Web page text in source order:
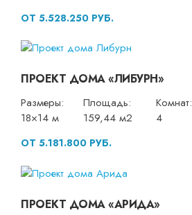
ОТ 5.528.250 РУБ.
ПРОЕКТ ДОМА «ЛИБУРН»
Размеры:
18×14 м
Площадь:
159,44 м2
Комнат:
4
ОТ 5.181.800 РУБ.
ПРОЕКТ ДОМА «АРИДА»